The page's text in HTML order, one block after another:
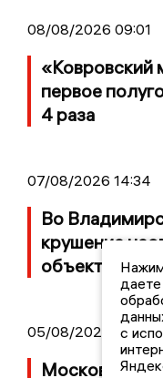
08/08/2026 09:01
«Ковровский
первое
4 раза
07/08/2026 14:34
Во
крушение
объект
05/08/2026 08:30
Московский
даете
с